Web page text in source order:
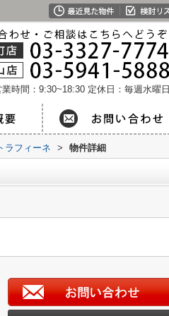
業時間：9:30~18:30 定休日：毎週水曜日
ラフィーネ > 物件詳細